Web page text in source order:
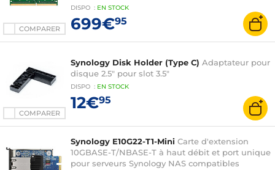
COMPARER
DISPO : EN STOCK
699€95
COMPARER
Synology Disk Holder (Type C) Adaptateur pour
disque 2.5" pour slot 3.5"
DISPO : EN STOCK
12€95
Synology E10G22-T1-Mini Carte d'extension
10GBASE-T/NBASE-T à haut débit et port unique
pour serveurs Synology NAS compatibles